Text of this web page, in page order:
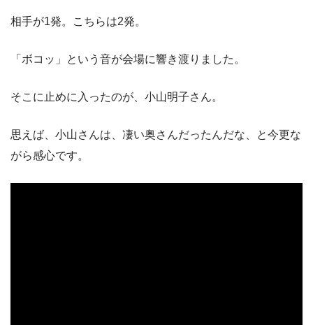
相手が1発。こちらは2発。
「ボコッ」という音が会場に響き渡りました。
そこに止めに入ったのが、小山明子さん。
思えば、小山さんは、凄い奥さんだったんだな、と今更な
がら感心です。